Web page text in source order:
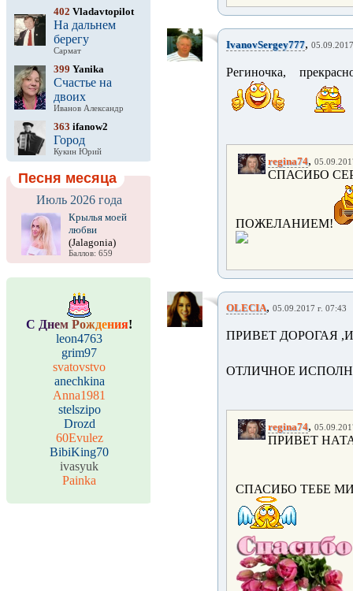
402 Vladavtopilot
На дальнем
берегу
Сармат
399 Yanika
Счастье на
двоих
Иванов Александр
363 ifanow2
Город
Кукин Юрий
Песня месяца
Июль 2026 года
Крылья моей
любви
(Jalagonia)
Баллов: 659
С Днем Рождения!
leon4763
grim97
svatovstvo
anechkina
Anna1981
stelszipo
Drozd
60Evulez
BibiKing70
ivasyuk
Painka
IvanovSergey777,
Региночка,
regina74,
СПАСИБО
ПОЖЕЛАНИЕМ!
OLECIA, 05.09.2017 г. 07:43
ПРИВЕТ ДОРОГАЯ
ОТЛИЧНОЕ
regina74,
ПРИВЕТ
СПАСИБО ТЕБЕ